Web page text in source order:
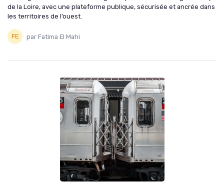
de la Loire, avec une plateforme publique, sécurisée et ancrée dans
les territoires de l’ouest.
par Fatima El Mahi